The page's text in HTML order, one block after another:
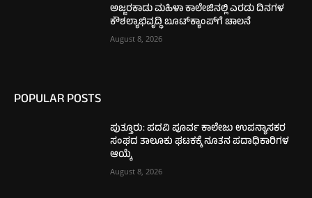
ಅಜ್ಜರಕಾಡು ಮಹಿಳಾ ಕಾಲೇಜಿನಲ್ಲಿ ಎರಡು ದಿನಗಳ
ಕೌಶಲ್ಯಾಭಿವೃದ್ಧಿ ಬೂಟ್‌ಕ್ಯಾಂಪ್‌ಗೆ ಚಾಲನೆ
August 8, 2026
POPULAR POSTS
ಪುತ್ತೂರು: ಪದವಿ ಪೂರ್ವ ಕಾಲೇಜು ಉಪನ್ಯಾಸಕರ
ಸಂಘದ ತಾಲೂಕು ಘಟಕಕ್ಕೆ ನೂತನ ಪದಾಧಿಕಾರಿಗಳ
ಆಯ್ಕೆ
August 8, 2026